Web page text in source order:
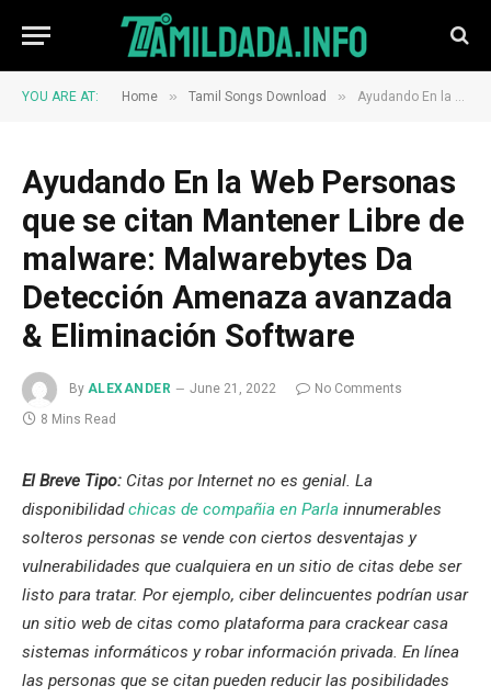
YOU ARE AT: Home » Tamil Songs Download » Ayudando En la Web Personas que se citan Mantener Libre de malware: Malwarebytes Da Detección Amenaza avanzada & Eliminación Software
Ayudando En la Web Personas
que se citan Mantener Libre de
malware: Malwarebytes Da
Detección Amenaza avanzada
& Eliminación Software
By ALEXANDER June 21, 2022
No Comments
8 Mins Read
El Breve Tipo: Citas por Internet no es genial. La
disponibilidadchicas de compañia en Parla innumerables
solteros personas se vende con ciertos desventajas y
vulnerabilidades que cualquiera en un sitio de citas debe ser
listo para tratar. Por ejemplo, ciber delincuentes podrían usar
un sitio web de citas como plataforma para crackear casa
sistemas informáticos y robar información privada. En línea
las personas que se citan pueden reducir las posibilidades